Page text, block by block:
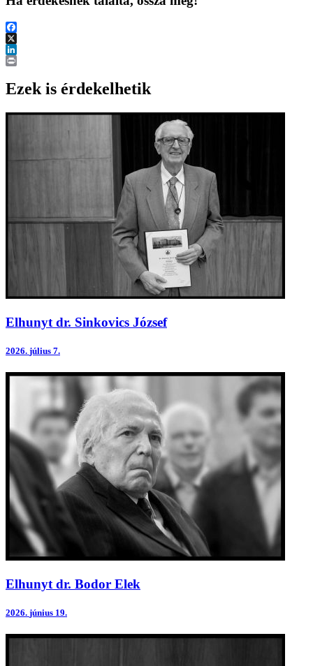
Facebook
X
LinkedIn
Ezek is érdekelhetik
Elhunyt dr. Sinkovics József
2026. július 7.
Elhunyt dr. Bodor Elek
2026. június 19.